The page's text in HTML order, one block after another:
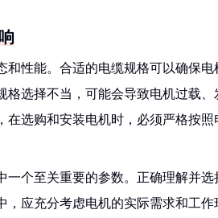
和性能。合适的电缆规格可以确保
格选择不当，可能会导致电机过载
在选购和安装电机时，必须严格按
个至关重要的参数。正确理解并选
，应充分考虑电机的实际需求和工